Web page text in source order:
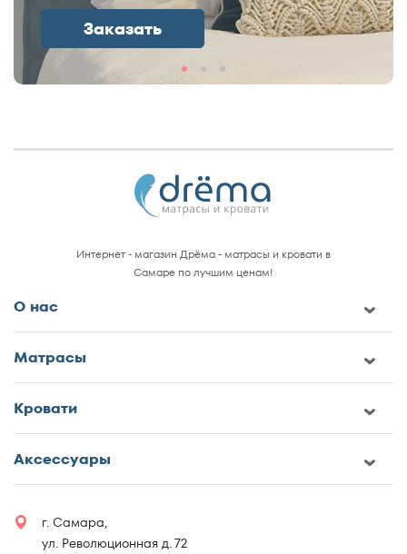
Заказать
Интернет - магазин Дрёма - матрасы и кровати в
Самаре по лучшим ценам!
О нас
Матрасы
Кровати
Аксессуары
г. Самара,
ул. Революционная д. 72